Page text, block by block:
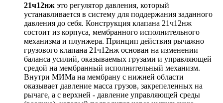
21ч12нж это регулятор давления, который
устанавливается в систему для поддержания заданного
давления до себя. Конструкция клапана 21ч12нж
состоит из корпуса, мембранного исполнительного
механизма и плунжера. Принцип действия рычажно
грузового клапана 21ч12нж основан на изменении
баланса усилий, оказываемых грузами и управляющей
средой на мембранный исполнительный механизм.
Внутри МИМа на мембрану с нижней области
оказывает давление масса грузов, закрепеленных на
рычаге, а с верхней - давление управляющей среды